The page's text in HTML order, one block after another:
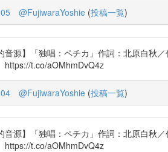
@FujiwaraYoshie (投稿一覧)
音源】「独唱：ペチカ」作詞：北原白秋
https://t.co/aOMhmDvQ4z
@FujiwaraYoshie (投稿一覧)
音源】「独唱：ペチカ」作詞：北原白秋
https://t.co/aOMhmDvQ4z